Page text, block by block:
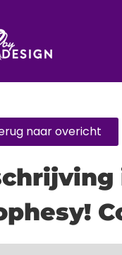
naar overicht